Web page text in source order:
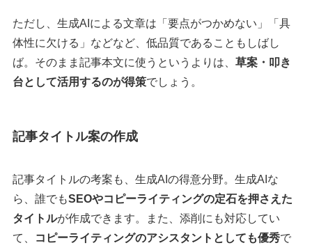
ただし、生成AIによる文章は「要点がつかめない」「具
体性に欠ける」などなど、低品質であることもしばし
ば。そのまま記事本文に使うというよりは、 草案・叩き
台として活用するのが得策でしょう。
記事タイトル案の作成
記事タイトルの考案も、生成AIの得意分野。生成AIな
ら、誰でもSEOやコピーライティングの定石を押さえた
タイトルが作成できます。また、添削にも対応してい
て、
コピーライティングのアシスタントとしても優秀で